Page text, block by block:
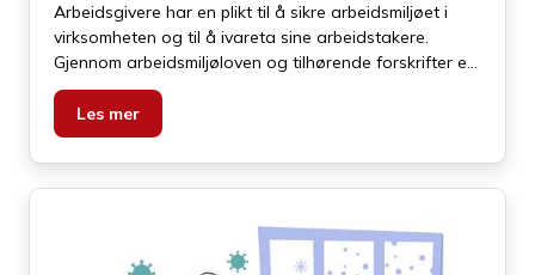
Arbeidsgivere har en plikt til å sikre arbeidsmiljøet i
virksomheten og til å ivareta sine arbeidstakere.
Gjennom arbeidsmiljøloven og tilhørende forskrifter er
det en lang rekke forpliktelser og konkrete krav til å
sikre arbeidsmiljøet. Som vi kommer inn på nedenfor
ligger det i dette også krav til verneombud,
bedriftshelsetjeneste, et systematisk HMS arbeid mv.
Les mer